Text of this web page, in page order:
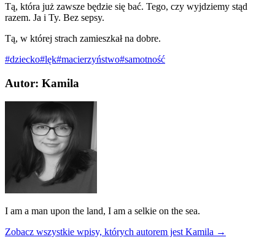
Tą, która już zawsze będzie się bać. Tego, czy wyjdziemy stąd
razem. Ja i Ty. Bez sepsy.
Tą, w której strach zamieszkał na dobre.
#dziecko#lęk#macierzyństwo#samotność
Autor: Kamila
I am a man upon the land, I am a selkie on the sea.
Zobacz wszystkie wpisy, których autorem jest Kamila →